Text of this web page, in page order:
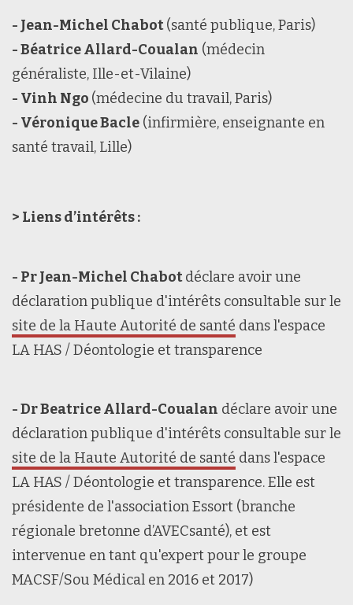
- Jean-Michel Chabot(santé publique, Paris)
- Béatrice Allard-Coualan (médecin
généraliste, Ille-et-Vilaine)
- Vinh Ngo (médecine du travail, Paris)
- Véronique Bacle (infirmière, enseignante en
santé travail, Lille)
> Liens d’intérêts :
- Pr Jean-Michel Chabotdéclare avoir une
déclaration publique d'intérêts consultable sur le
site de la Haute Autorité de santé dans l'espace
LA HAS / Déontologie et transparence
- Dr Beatrice Allard-Coualan déclare avoir une
déclaration publique d'intérêts consultable sur le
site de la Haute Autorité de santé dans l'espace
LA HAS / Déontologie et transparence. Elle est
présidente de l'association Essort (branche
régionale bretonne d’AVECsanté), et est
intervenue en tant qu'expert pour le groupe
MACSF/Sou Médical en 2016 et 2017)